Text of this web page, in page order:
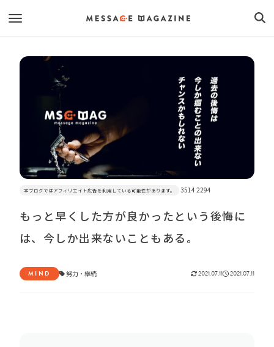
本ブログではアフィリエイト広告を利用している可能性があります。 3514 2294
もっと早くした方が良かったという後悔に
は、今しか出来ないこともある。
MIND 努力・ 継続 2021.07.11 2021.07.11